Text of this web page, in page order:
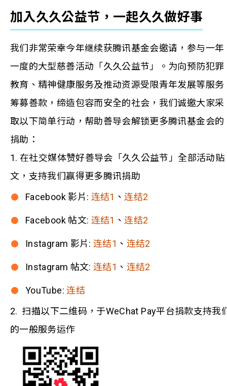
加入久久公益节，一起久久做好事
我们非常荣幸今年继续获腾讯基金会邀请，参与一年
一度的大型慈善活动「久久公益节」。为向预防犯罪
教育、精神健康服务及推动资源受限青年发展等服务
筹募善款，缔造包容而安全的社会，我们诚邀大家采
取以下简单行动，帮助善导会解锁更多腾讯基金会的
捐助：
1. 在社交媒体赞好善导会「久久公益节」全部活动贴
文，支持我们赢得更多腾讯捐助
Facebook 影片: 连结1 、连结2
Facebook 帖文: 连结1 、连结2
Instagram 影片:连结1 、 连结2
Instagram 帖文:连结1 、 连结2
YouTube:连结
2. 扫描以下二维码，于WeChat Pay平台捐款支持我
的一般服务运作